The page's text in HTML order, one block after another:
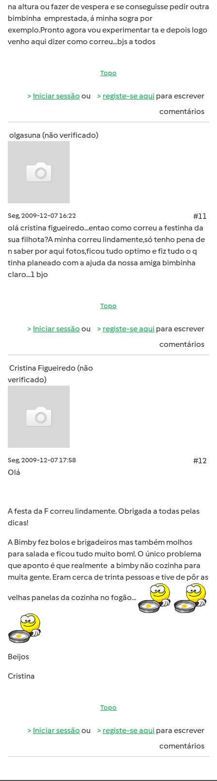
na altura ou fazer de vespera e se conseguisse pedir outra
bimbinha emprestada, á minha sogra por
exemplo.Pronto agora vou experimentar ta e depois logo
venho aqui dizer como correu...bjs a todos
Topo
Iniciar sessão ou registe-se aqui para escrever
comentários
olgasuna (não verificado)
Seg, 2009-12-07 16:22
#11
olá cristina figueiredo...entao como correu a festinha da
sua filhota?A minha correu lindamente,só tenho pena de
n saber por aqui fotos,ficou tudo optimo e fiz tudo o q
tinha planeado com a ajuda da nossa amiga bimbinha
claro...1 bjo
Topo
Iniciar sessão ou registe-se aqui para escrever
comentários
Cristina Figueiredo (não
verificado)
Seg, 2009-12-07 17:58
#12
Olá
A festa da F correu lindamente. Obrigada a todas pelas
dicas!
A Bimby fez bolos e brigadeiros mas também molhos
para salada e ficou tudo muito bom!. O único problema
que aponto é que realmente a bimby não cozinha para
muita gente. Eram cerca de trinta pessoas e tive de pôr as
velhas panelas da cozinha no fogão...
Beijos
Cristina
Topo
Iniciar sessão ou registe-se aqui para escrever
comentários